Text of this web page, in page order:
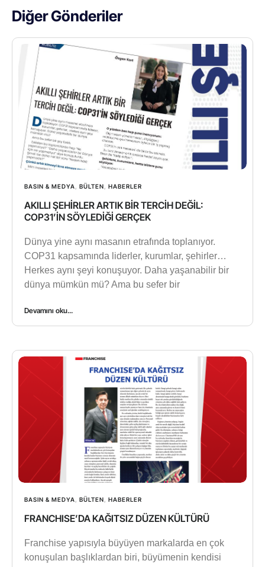
Diğer Gönderiler
BASIN & MEDYA, BÜLTEN, HABERLER
AKILLI ŞEHİRLER ARTIK BİR TERCİH DEĞİL:
COP31’İN SÖYLEDİĞİ GERÇEK
Dünya yine aynı masanın etrafında toplanıyor.
COP31 kapsamında liderler, kurumlar, şehirler…
Herkes aynı şeyi konuşuyor. Daha yaşanabilir bir
dünya mümkün mü? Ama bu sefer bir
Devamını oku...
BASIN & MEDYA BÜLTEN HABERLER
FRANCHISE’DA KAĞITSIZ DÜZEN KÜLTÜRÜ
Franchise yapısıyla büyüyen markalarda en çok
konuşulan başlıklardan biri, büyümenin kendisi